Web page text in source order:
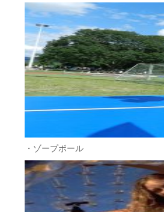
・ゾープボール